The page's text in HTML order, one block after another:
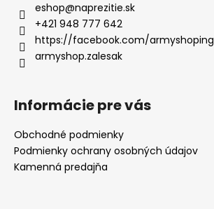
eshop@naprezitie.sk
+421 948 777 642
https://facebook.com/armyshoping
armyshop.zalesak
Informácie pre vás
Obchodné podmienky
Podmienky ochrany osobných údajov
Kamenná predajňa